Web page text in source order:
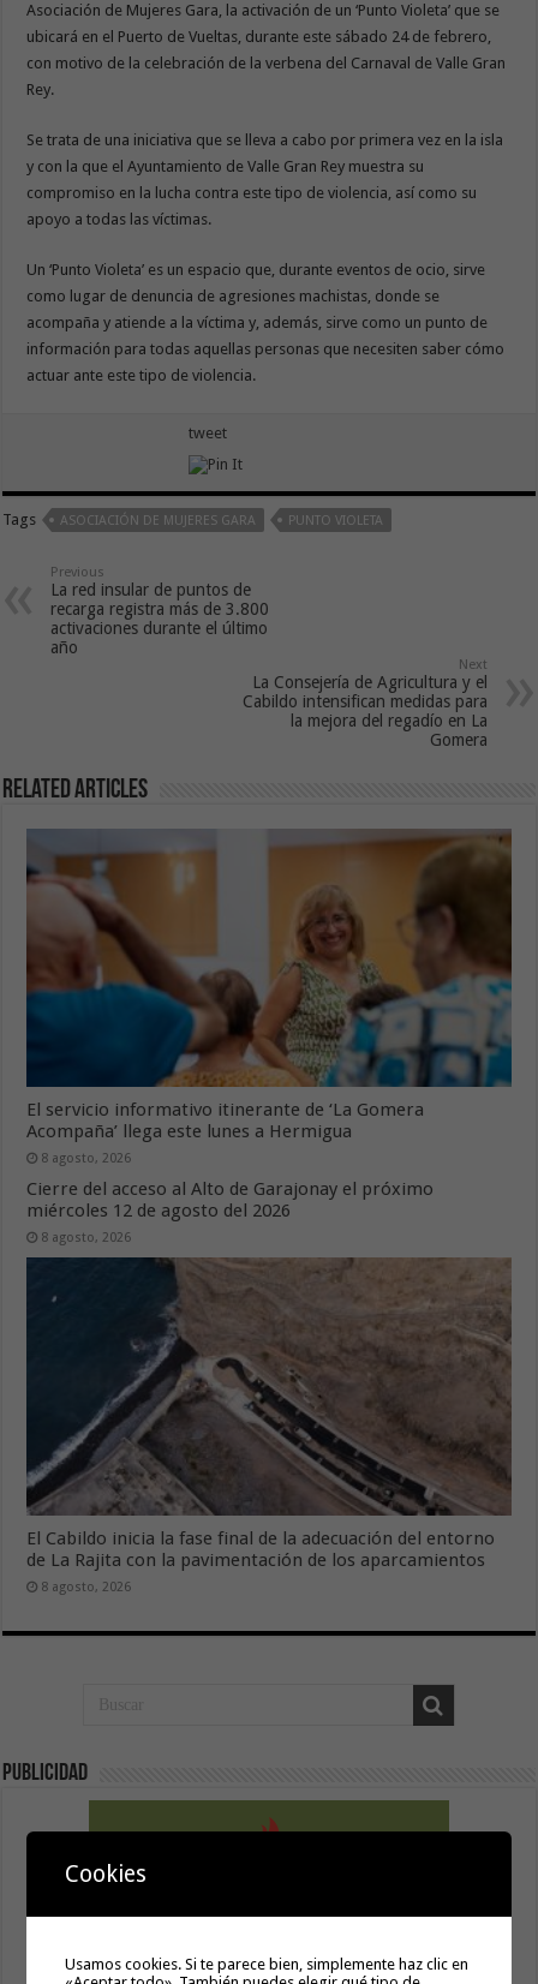
Asociación de Mujeres Gara, la activación de un ‘Punto Violeta’ que se
ubicará en el Puerto de Vueltas, durante este sábado 24 de febrero,
con motivo de la celebración de la verbena del Carnaval de Valle Gran
Rey.
Se trata de una iniciativa que se lleva a cabo por primera vez en la isla
y con la que el Ayuntamiento de Valle Gran Rey muestra su
compromiso en la lucha contra este tipo de violencia, así como su
apoyo a todas las víctimas.
Un ‘Punto Violeta’ es un espacio que, durante eventos de ocio, sirve
como lugar de denuncia de agresiones machistas, donde se
acompaña y atiende a la víctima y, además, sirve como un punto de
información para todas aquellas personas que necesiten saber cómo
actuar ante este tipo de violencia.
tweet
Tags ASOCIACIÓN DE MUJERES GARA PUNTO VIOLETA
Previous
La red insular de puntos de
recarga registra más de 3.800
activaciones durante el último
año
Next
La Consejería de Agricultura y el
Cabildo intensifican medidas para
la mejora del regadío en La
Gomera
Related Articles
El servicio informativo itinerante de ‘La Gomera
Acompaña’ llega este lunes a Hermigua
8 agosto, 2026
Cierre del acceso al Alto de Garajonay el próximo
miércoles 12 de agosto del 2026
8 agosto, 2026
El Cabildo inicia la fase final de la adecuación del entorno
de La Rajita con la pavimentación de los aparcamientos
8 agosto, 2026
Publicidad
Cookies
Usamos cookies. Si te parece bien, simplemente haz clic en